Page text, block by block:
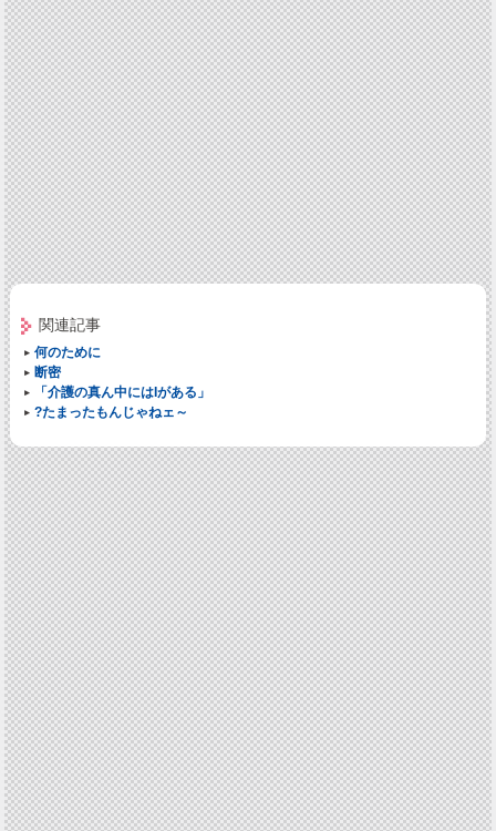
関連記事
何のために
断密
「介護の真ん中にはIがある」
?たまったもんじゃねェ～